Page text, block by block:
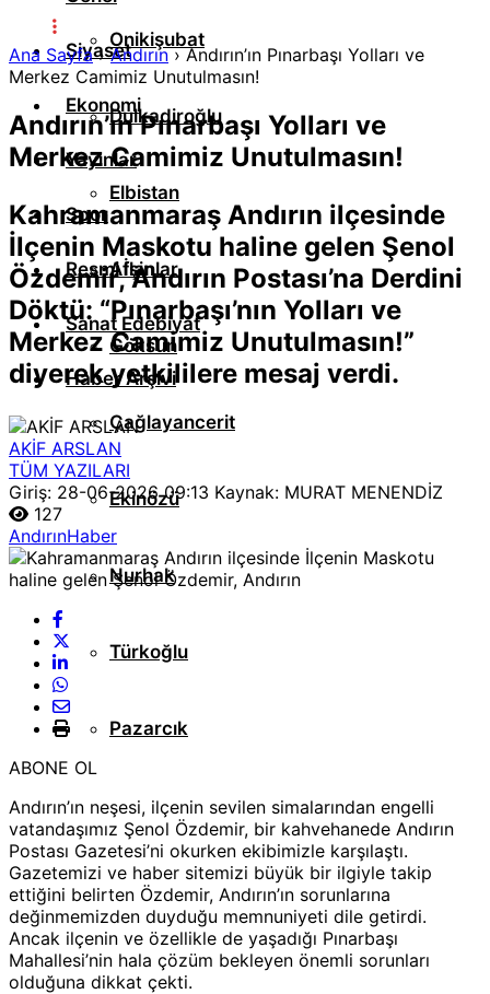
Onikişubat
Dulkadiroğlu
Elbistan
Afşin
Göksun
Çağlayancerit
Ekinözü
Nurhak
Türkoğlu
Pazarcık
Siyaset
Ekonomi
Yayınlar
Spor
Resmi İlanlar
Sanat Edebiyat
Haber Arşivi
Ana Sayfa›Andırın›Andırın’ın Pınarbaşı Yolları ve
Merkez Camimiz Unutulmasın!
Andırın’ın Pınarbaşı Yolları ve
Merkez Camimiz Unutulmasın!
Kahramanmaraş Andırın ilçesinde
İlçenin Maskotu haline gelen Şenol
Özdemir, Andırın Postası’na Derdini
Döktü: “Pınarbaşı’nın Yolları ve
Merkez Camimiz Unutulmasın!”
diyerek yetkililere mesaj verdi.
AKİF ARSLAN
TÜM YAZILARI
Giriş: 28-06-2026 09:13 Kaynak: MURAT MENENDİZ
127
AndırınHaber
ABONE OL
Andırın’ın neşesi, ilçenin sevilen simalarından engelli
vatandaşımız Şenol Özdemir, bir kahvehanede Andırın
Postası Gazetesi’ni okurken ekibimizle karşılaştı.
Gazetemizi ve haber sitemizi büyük bir ilgiyle takip
ettiğini belirten Özdemir, Andırın’ın sorunlarına
değinmemizden duyduğu memnuniyeti dile getirdi.
Ancak ilçenin ve özellikle de yaşadığı Pınarbaşı
Mahallesi’nin hala çözüm bekleyen önemli sorunları
olduğuna dikkat çekti.